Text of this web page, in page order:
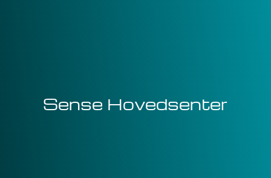
Sense Hovedsenter